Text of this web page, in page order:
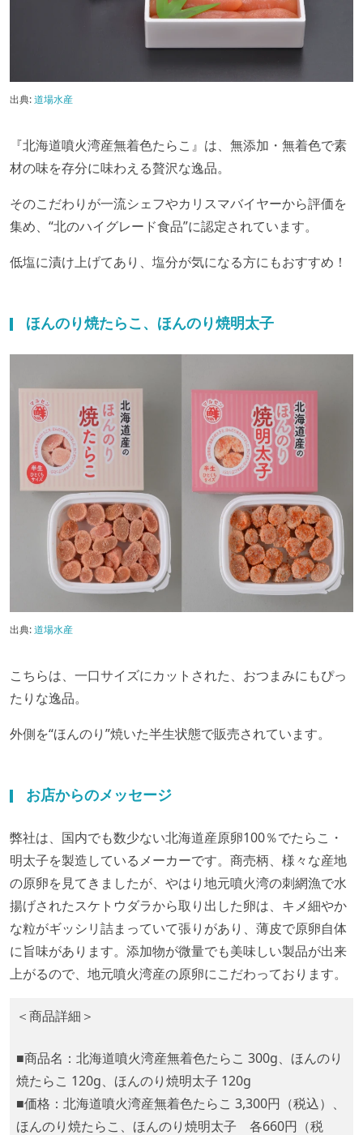
出典:道場水産
『北海道噴火湾産無着色たらこ』は、無添加・無着色で素
材の味を存分に味わえる贅沢な逸品。
そのこだわりが一流シェフやカリスマバイヤーから評価を
集め、“北のハイグレード食品”に認定されています。
低塩に漬け上げてあり、塩分が気になる方にもおすすめ！
ほんのり焼たらこ、ほんのり焼明太子
出典:道場水産
こちらは、一口サイズにカットされた、おつまみにもぴっ
たりな逸品。
外側を“ほんのり”焼いた半生状態で販売されています。
お店からのメッセージ
弊社は、国内でも数少ない北海道産原卵100％でたらこ・
明太子を製造しているメーカーです。商売柄、様々な産地
の原卵を見てきましたが、やはり地元噴火湾の刺網漁で水
揚げされたスケトウダラから取り出した卵は、キメ細やか
な粒がギッシリ詰まっていて張りがあり、薄皮で原卵自体
に旨味があります。添加物が微量でも美味しい製品が出来
上がるので、地元噴火湾産の原卵にこだわっております。
＜商品詳細＞
■商品名：北海道噴火湾産無着色たらこ 300g、ほんのり
焼たらこ 120g、ほんのり焼明太子 120g
■価格：北海道噴火湾産無着色たらこ 3,300円（税込）、
ほんのり焼たらこ、ほんのり焼明太子 各660円（税